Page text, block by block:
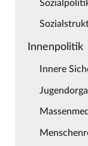
Innenpolitik
Innere